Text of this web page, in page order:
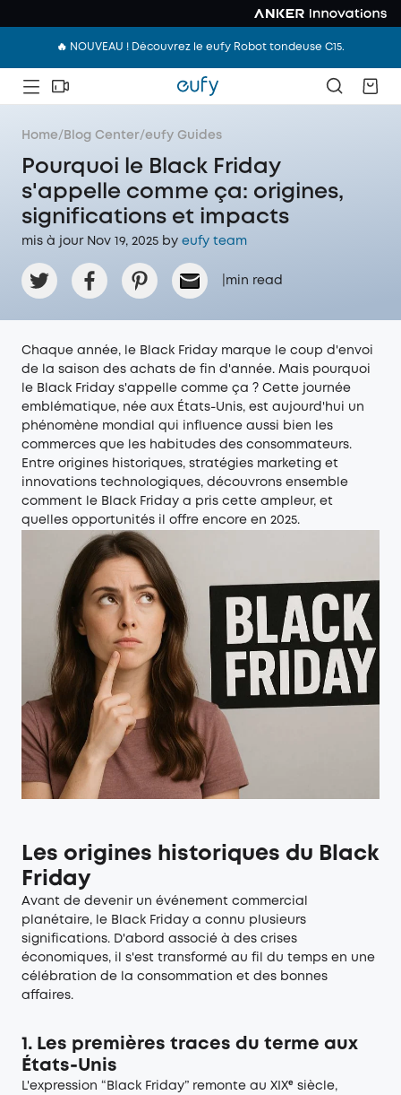
🔥 NOUVEAU ! Découvrez le eufy Robot tondeuse C15.
Home/ Blog Center/eufy Guides
Pourquoi le Black Friday
s'appelle comme ça: origines,
significations et impacts
mis à jour Nov 19, 2025 by eufy team
min read
Chaque année, le Black Friday marque le coup d'envoi
de la saison des achats de fin d'année. Mais pourquoi
le Black Friday s'appelle comme ça ? Cette journée
emblématique, née aux États-Unis, est aujourd'hui un
phénomène mondial qui influence aussi bien les
commerces que les habitudes des consommateurs.
Entre origines historiques, stratégies marketing et
innovations technologiques, découvrons ensemble
comment le Black Friday a pris cette ampleur, et
quelles opportunités il offre encore en 2025.
Les origines historiques du Black
Friday
Avant de devenir un événement commercial
planétaire, le Black Friday a connu plusieurs
significations. D'abord associé à des crises
économiques, il s'est transformé au fil du temps en une
célébration de la consommation et des bonnes
affaires.
1. Les premières traces du terme aux
États-Unis
L'expression “Black Friday” remonte au XIXᵉ siècle,